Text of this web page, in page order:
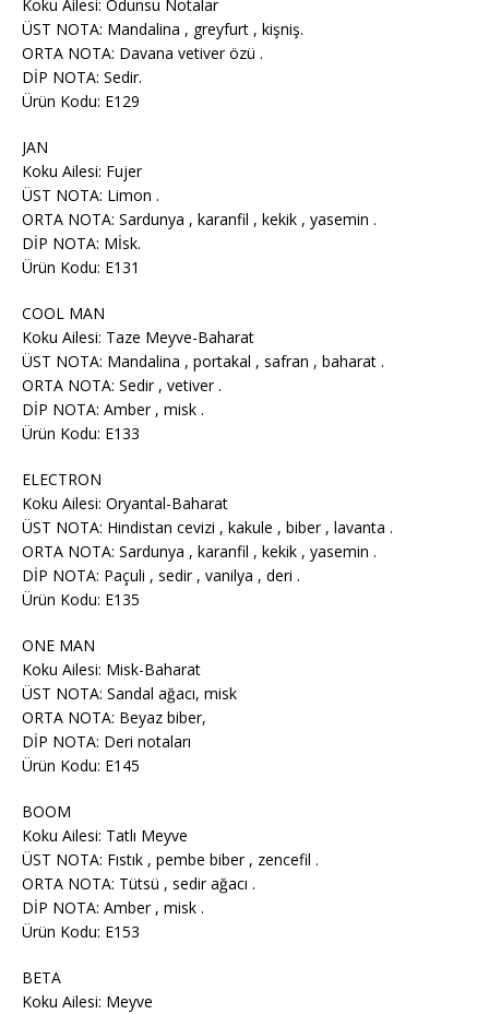
Koku Ailesi: Odunsu Notalar
ÜST NOTA: Mandalina , greyfurt , kişniş.
ORTA NOTA: Davana vetiver özü .
DİP NOTA: Sedir.
Ürün Kodu: E129
JAN
Koku Ailesi: Fujer
ÜST NOTA: Limon .
ORTA NOTA: Sardunya , karanfil , kekik , yasemin .
DİP NOTA: Mİsk.
Ürün Kodu: E131
COOL MAN
Koku Ailesi: Taze Meyve-Baharat
ÜST NOTA: Mandalina , portakal , safran , baharat .
ORTA NOTA: Sedir , vetiver .
DİP NOTA: Amber , misk .
Ürün Kodu: E133
ELECTRON
Koku Ailesi: Oryantal-Baharat
ÜST NOTA: Hindistan cevizi , kakule , biber , lavanta .
ORTA NOTA: Sardunya , karanfil , kekik , yasemin .
DİP NOTA: Paçuli , sedir , vanilya , deri .
Ürün Kodu: E135
ONE MAN
Koku Ailesi: Misk-Baharat
ÜST NOTA: Sandal ağacı, misk
ORTA NOTA: Beyaz biber,
DİP NOTA: Deri notaları
Ürün Kodu: E145
BOOM
Koku Ailesi: Tatlı Meyve
ÜST NOTA: Fıstık , pembe biber , zencefil .
ORTA NOTA: Tütsü , sedir ağacı .
DİP NOTA: Amber , misk .
Ürün Kodu: E153
BETA
Koku Ailesi: Meyve